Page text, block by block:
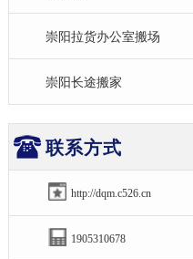
崇阳拉货办公室搬场
崇阳长途搬家
联系方式
http://dqm.c526.cn
1905310678